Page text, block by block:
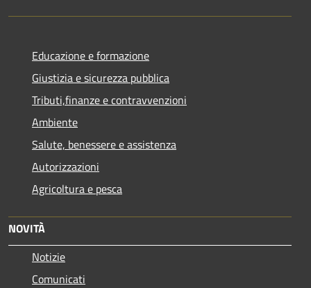
Educazione e formazione
Giustizia e sicurezza pubblica
Tributi,finanze e contravvenzioni
Ambiente
Salute, benessere e assistenza
Autorizzazioni
Agricoltura e pesca
NOVITÀ
Notizie
Comunicati